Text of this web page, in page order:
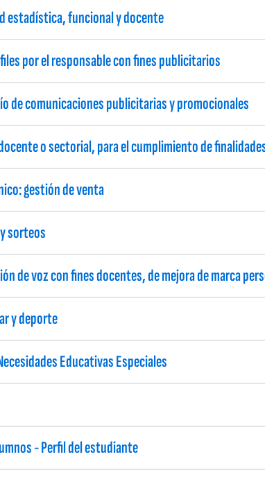
estadística, funcional y docente
por el responsable con fines publicitarios
de comunicaciones publicitarias y promocionales
o sectorial, para el cumplimiento de
gestión de venta
sorteos
de voz con fines docentes, de mejora de marca
y deporte
Educativas Especiales
- Perfil del estudiante